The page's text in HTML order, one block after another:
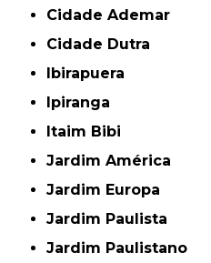
Cidade Ademar
Cidade Dutra
Ibirapuera
Ipiranga
Itaim Bibi
Jardim América
Jardim Europa
Jardim Paulista
Jardim Paulistano